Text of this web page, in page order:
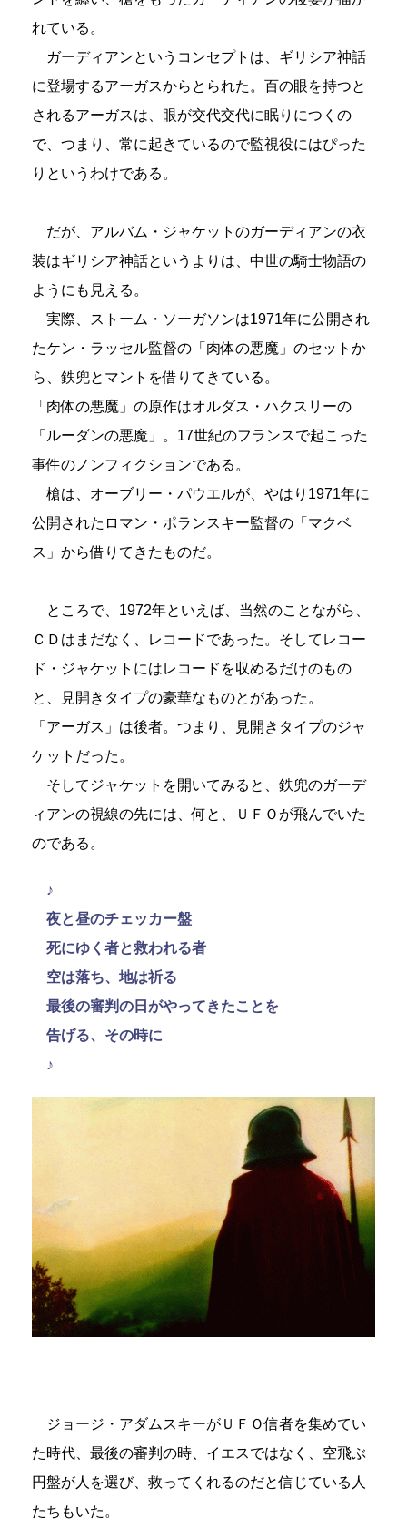
れている。
ガーディアンというコンセプトは、ギリシア神話
に登場するアーガスからとられた。百の眼を持つと
されるアーガスは、眼が交代交代に眠りにつくの
で、つまり、常に起きているので監視役にはぴった
りというわけである。
だが、アルバム・ジャケットのガーディアンの衣
装はギリシア神話というよりは、中世の騎士物語の
ようにも見える。
実際、ストーム・ソーガソンは1971年に公開され
たケン・ラッセル監督の「肉体の悪魔」のセットか
ら、鉄兜とマントを借りてきている。
「肉体の悪魔」の原作はオルダス・ハクスリーの
「ルーダンの悪魔」。17世紀のフランスで起こった
事件のノンフィクションである。
槍は、オーブリー・パウエルが、やはり1971年に
公開されたロマン・ポランスキー監督の「マクベ
ス」から借りてきたものだ。
ところで、1972年といえば、当然のことながら、
ＣＤはまだなく、レコードであった。そしてレコー
ド・ジャケットにはレコードを収めるだけのもの
と、見開きタイプの豪華なものとがあった。
「アーガス」は後者。つまり、見開きタイプのジャ
ケットだった。
そしてジャケットを開いてみると、鉄兜のガーデ
ィアンの視線の先には、何と、ＵＦＯが飛んでいた
のである。
♪
夜と昼のチェッカー盤
死にゆく者と救われる者
空は落ち、地は祈る
最後の審判の日がやってきたことを
告げる、その時に
♪
ジョージ・アダムスキーがＵＦＯ信者を集めてい
た時代、最後の審判の時、イエスではなく、空飛ぶ
円盤が人を選び、救ってくれるのだと信じている人
たちもいた。